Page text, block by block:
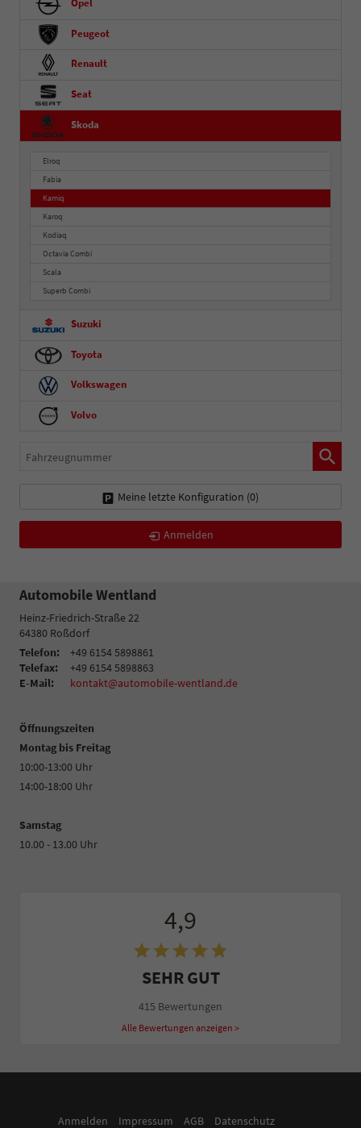
Opel
Peugeot
Renault
Seat
Skoda
Elroq
Fabia
Kamiq
Karoq
Kodiaq
Octavia Combi
Scala
Superb Combi
Suzuki
Toyota
Volkswagen
Volvo
Fahrzeugnummer
Meine letzte Konfiguration (0)
Anmelden
Automobile Wentland
Heinz-Friedrich-Straße 22
64380 Roßdorf
Telefon:
+49 6154 5898861
Telefax:
+49 6154 5898863
E-Mail:
kontakt@automobile-wentland.de
Öffnungszeiten
Montag bis Freitag
10:00-13:00 Uhr
14:00-18:00 Uhr
Samstag
10.00 - 13.00 Uhr
4,9
SEHR GUT
415 Bewertungen
Alle Bewertungen anzeigen >
Anmelden Impressum AGB Datenschutz